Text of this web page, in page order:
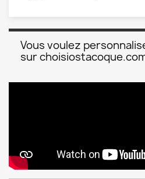
Vous voulez
sur